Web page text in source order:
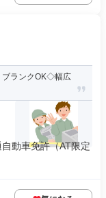
ブランクOK◇幅広
動車免許（AT限定